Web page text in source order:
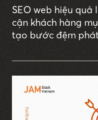
SEO web hiệu
cận khách hàng
tạo bước đệm
For Lead Gen”,
SEO là vũ khí